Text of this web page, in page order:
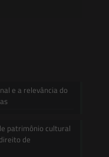
e a relevância do
patrimônio cultural
de